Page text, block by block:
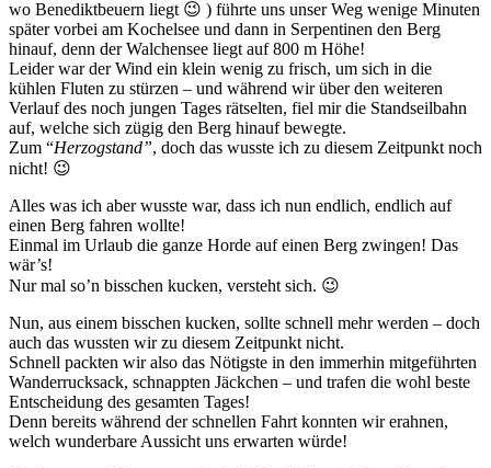
wo Benediktbeuern liegt 😉 ) führte uns unser Weg wenige Minuten
später vorbei am Kochelsee und dann in Serpentinen den Berg
hinauf, denn der Walchensee liegt auf 800 m Höhe!
Leider war der Wind ein klein wenig zu frisch, um sich in die
kühlen Fluten zu stürzen – und während wir über den weiteren
Verlauf des noch jungen Tages rätselten, fiel mir die Standseilbahn
auf, welche sich zügig den Berg hinauf bewegte.
Zum “Herzogstand”, doch das wusste ich zu diesem Zeitpunkt noch
nicht! 😉
Alles was ich aber wusste war, dass ich nun endlich, endlich auf
einen Berg fahren wollte!
Einmal im Urlaub die ganze Horde auf einen Berg zwingen! Das
wär’s!
Nur mal so’n bisschen kucken, versteht sich. 😉
Nun, aus einem bisschen kucken, sollte schnell mehr werden – doch
auch das wussten wir zu diesem Zeitpunkt nicht.
Schnell packten wir also das Nötigste in den immerhin mitgeführten
Wanderrucksack, schnappten Jäckchen – und trafen die wohl beste
Entscheidung des gesamten Tages!
Denn bereits während der schnellen Fahrt konnten wir erahnen,
welch wunderbare Aussicht uns erwarten würde!